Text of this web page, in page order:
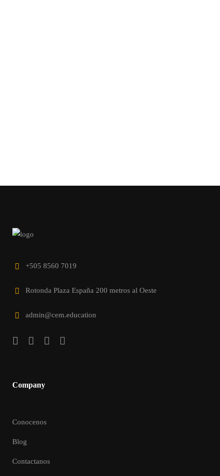
+505 8560 7019
Rotonda Plaza España 200 metros al Oeste
admin@cem.education
Company
Conocenos
Blog
Contactanos